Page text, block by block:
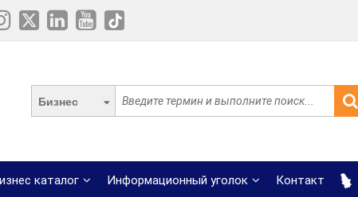
Бизнес
каталог Информационный уголок Контакт